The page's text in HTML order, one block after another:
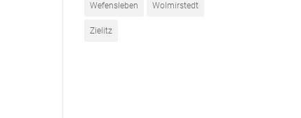
Wefensleben Wolmirstedt
Zielitz